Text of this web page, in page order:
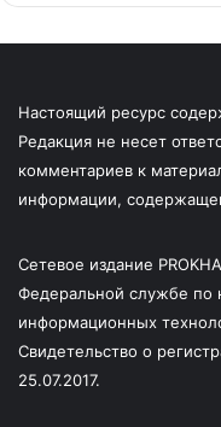
Настоящий ресурс
Редакция не несет
комментариев к
информации,
Сетевое издание
Федеральной службе по
информационных
Свидетельство о
25.07.2017.